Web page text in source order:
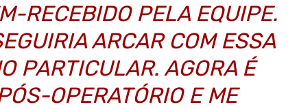
RECEBIDO PELA EQUIPE.
ARCAR COM ESSA
PARTICULAR. AGORA É
OPERATÓRIO E ME